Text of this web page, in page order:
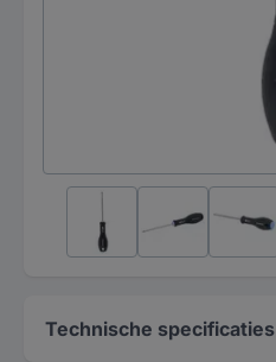
Technische specificaties